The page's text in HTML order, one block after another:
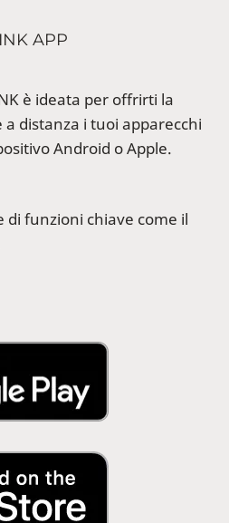
APP
è ideata per offrirti la
distanza i tuoi apparecchi
Android o Apple.
di funzioni chiave come il